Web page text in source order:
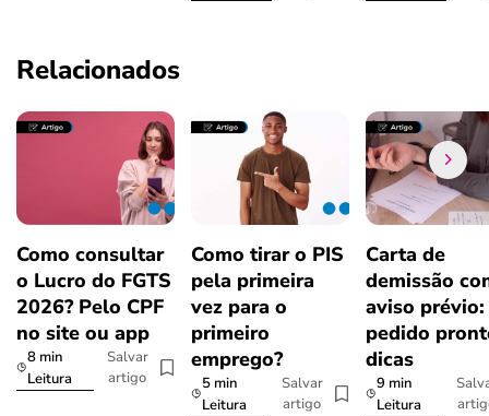
Relacionados
Como consultar
o Lucro do FGTS
2026? Pelo CPF
no site ou app
8 min
Leitura
Salvar
artigo
Como tirar o PIS
pela primeira
vez para o
primeiro
emprego?
5 min
Leitura
Salvar
artigo
Carta de
demissão
aviso prévio:
pedido
dicas
9 min
Leitura